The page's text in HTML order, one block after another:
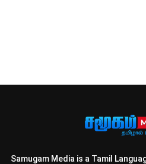
Samugam Media is a Tamil